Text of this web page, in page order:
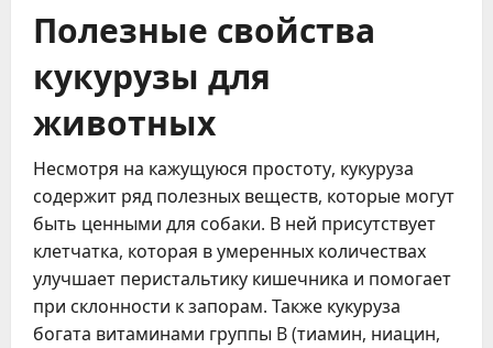
Полезные свойства
кукурузы для
животных
Несмотря на кажущуюся простоту, кукуруза
содержит ряд полезных веществ, которые могут
быть ценными для собаки. В ней присутствует
клетчатка, которая в умеренных количествах
улучшает перистальтику кишечника и помогает
при склонности к запорам. Также кукуруза
богата витаминами группы B (тиамин, ниацин,